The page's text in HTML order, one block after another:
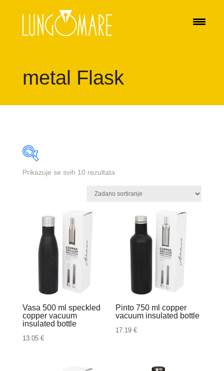
metal Flask
Prikazuje se svih 10 rezultata
Vasa 500 ml speckled
copper vacuum
insulated bottle
13.05 €
Pinto 750 ml copper
vacuum insulated bottle
17.19€